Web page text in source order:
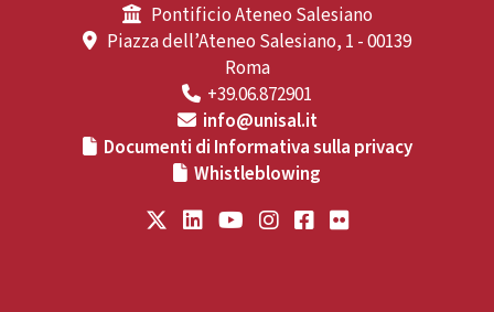
Pontificio Ateneo Salesiano
Piazza dell’Ateneo Salesiano, 1 - 00139
Roma
+39.06.872901
info@unisal.it
Documenti di Informativa sulla privacy
Whistleblowing